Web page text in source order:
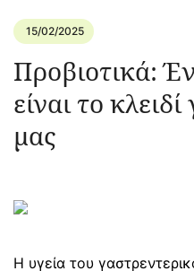
15/02/2025
Προβιοτικά:
είναι το
μας
Η υγεία του